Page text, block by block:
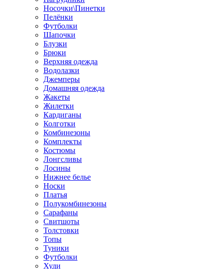
Носочки\Пинетки
Пелёнки
Футболки
Шапочки
Блузки
Брюки
Верхняя одежда
Водолазки
Джемперы
Домашняя одежда
Жакеты
Жилетки
Кардиганы
Колготки
Комбинезоны
Комплекты
Костюмы
Лонгсливы
Лосины
Нижнее белье
Носки
Платья
Полукомбинезоны
Сарафаны
Свитшоты
Толстовки
Топы
Туники
Футболки
Худи